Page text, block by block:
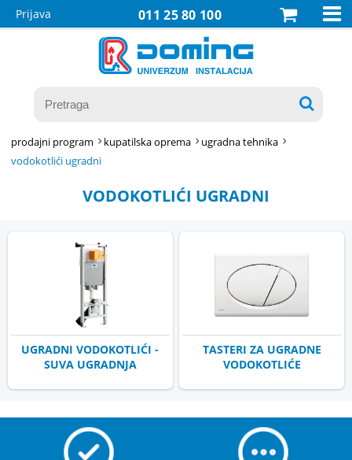
011 25 80 100
Prijava 

prodajni program kupatilska oprema
ugradna tehnika
vodokotlići ugradni
VODOKOTLIĆI UGRADNI
UGRADNI VODOKOTLIĆI -
SUVA UGRADNJA
TASTERI ZA UGRADNE
VODOKOTLIĆE